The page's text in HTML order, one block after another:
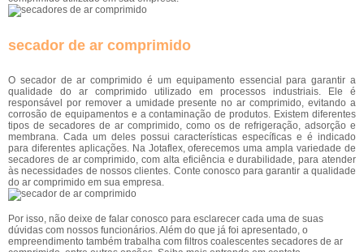
secador de ar comprimido
O secador de ar comprimido é um equipamento essencial para garantir a
qualidade do ar comprimido utilizado em processos industriais. Ele é
responsável por remover a umidade presente no ar comprimido, evitando a
corrosão de equipamentos e a contaminação de produtos. Existem diferentes
tipos de secadores de ar comprimido, como os de refrigeração, adsorção e
membrana. Cada um deles possui características específicas e é indicado
para diferentes aplicações. Na Jotaflex, oferecemos uma ampla variedade de
secadores de ar comprimido, com alta eficiência e durabilidade, para atender
às necessidades de nossos clientes. Conte conosco para garantir a qualidade
do ar comprimido em sua empresa.
Por isso, não deixe de falar conosco para esclarecer cada uma de suas
dúvidas com nossos funcionários. Além do que já foi apresentado, o
empreendimento também trabalha com filtros coalescentes secadores de ar